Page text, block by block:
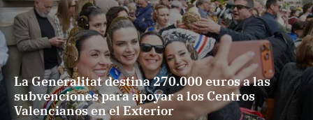
La Generalitat destina 270.000 euros a las
subvenciones para apoyar a los Centros
Valencianos en el Exterior